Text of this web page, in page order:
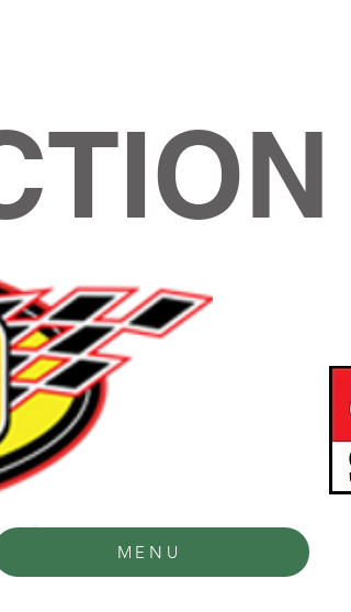
MENU